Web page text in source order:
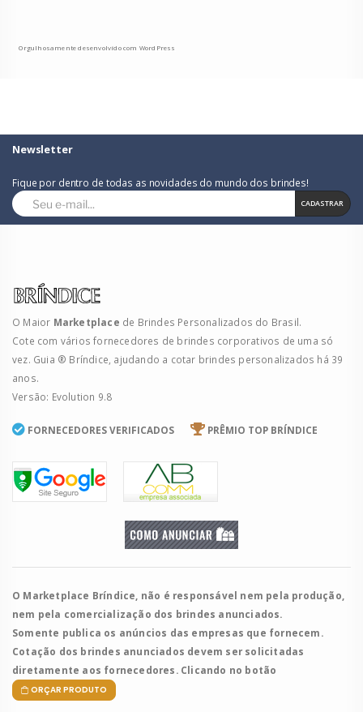
Orgulhosamente desenvolvido com WordPress
Newsletter
Fique por dentro de todas as novidades do mundo dos brindes!
CADASTRAR
O Maior Marketplace de Brindes Personalizados do Brasil.
Cote com vários fornecedores de brindes corporativos de uma só
vez. Guia ® Bríndice, ajudando a cotar brindes personalizados há 39
anos.
Versão: Evolution 9.8
FORNECEDORES VERIFICADOS PRÊMIO TOP BRÍNDICE
O Marketplace Bríndice, não é responsável nem pela produção,
nem pela comercialização dos brindes anunciados.
Somente publica os anúncios das empresas que fornecem.
Cotação dos brindes anunciados devem ser solicitadas
diretamente aos fornecedores. Clicando no botão
ORÇAR PRODUTO